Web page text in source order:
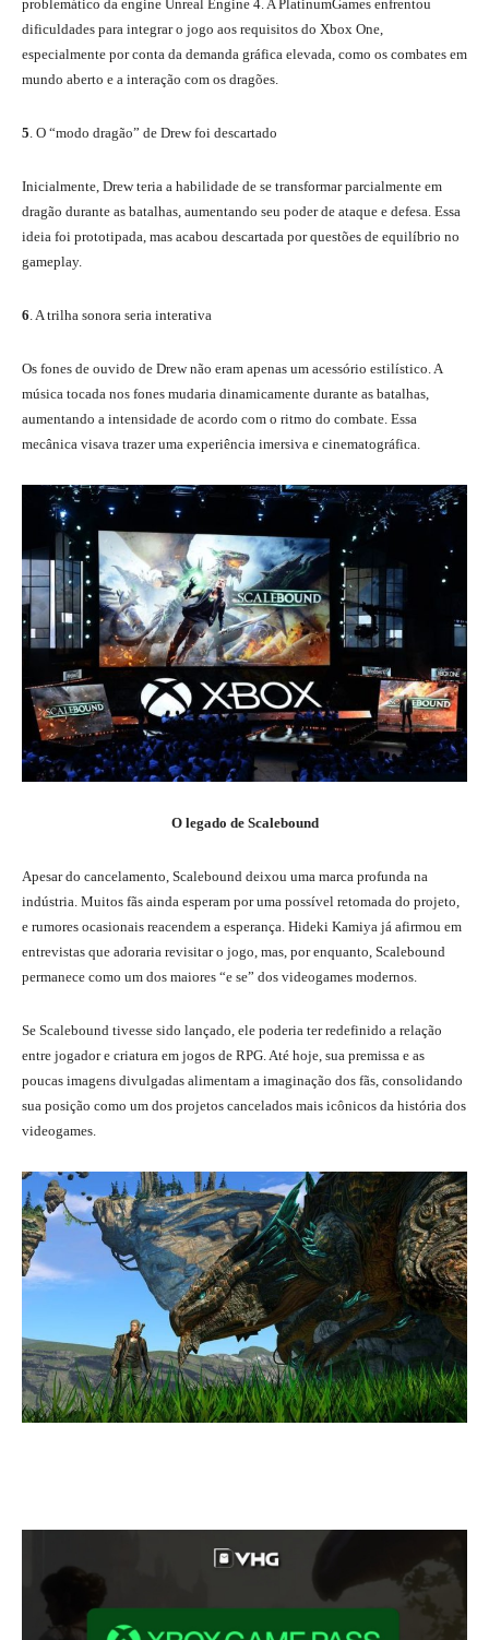
problemático da engine Unreal Engine 4. A PlatinumGames enfrentou
dificuldades para integrar o jogo aos requisitos do Xbox One,
especialmente por conta da demanda gráfica elevada, como os combates em
mundo aberto e a interação com os dragões.
5. O “modo dragão” de Drew foi descartado
Inicialmente, Drew teria a habilidade de se transformar parcialmente em
dragão durante as batalhas, aumentando seu poder de ataque e defesa. Essa
ideia foi prototipada, mas acabou descartada por questões de equilíbrio no
gameplay.
6. A trilha sonora seria interativa
Os fones de ouvido de Drew não eram apenas um acessório estilístico. A
música tocada nos fones mudaria dinamicamente durante as batalhas,
aumentando a intensidade de acordo com o ritmo do combate. Essa
mecânica visava trazer uma experiência imersiva e cinematográfica.
O legado de Scalebound
Apesar do cancelamento, Scalebound deixou uma marca profunda na
indústria. Muitos fãs ainda esperam por uma possível retomada do projeto,
e rumores ocasionais reacendem a esperança. Hideki Kamiya já afirmou em
entrevistas que adoraria revisitar o jogo, mas, por enquanto, Scalebound
permanece como um dos maiores “e se” dos videogames modernos.
Se Scalebound tivesse sido lançado, ele poderia ter redefinido a relação
entre jogador e criatura em jogos de RPG. Até hoje, sua premissa e as
poucas imagens divulgadas alimentam a imaginação dos fãs, consolidando
sua posição como um dos projetos cancelados mais icônicos da história dos
videogames.